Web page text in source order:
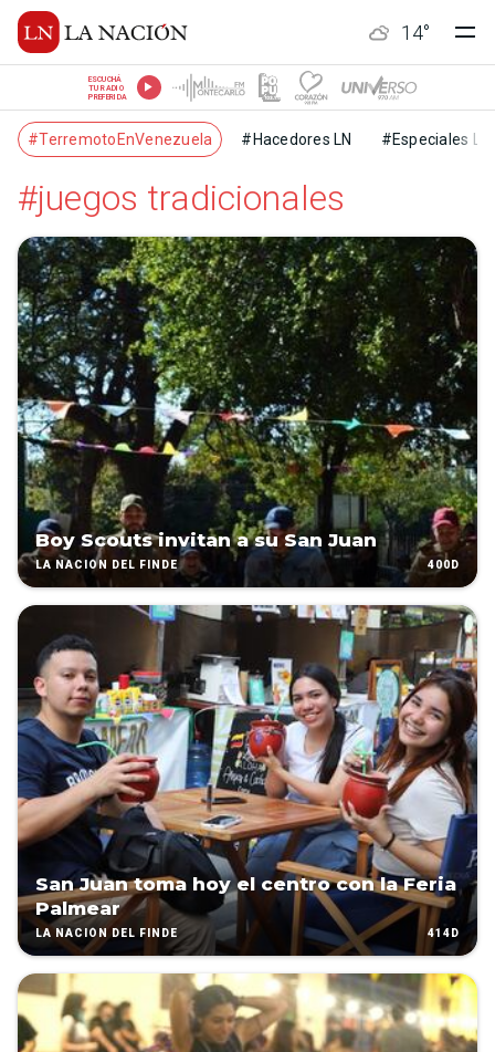
14°
ESCUCHÁ
TU RADIO
PREFERIDA
#TerremotoEnVenezuela #Hacedores LN #Especiales LN
#juegos tradicionales
Boy Scouts invitan a su San Juan
LA NACIÓN DEL FINDE 400D
San Juan toma hoy el centro con la Feria
Palmear
LA NACIÓN DEL FINDE 414D